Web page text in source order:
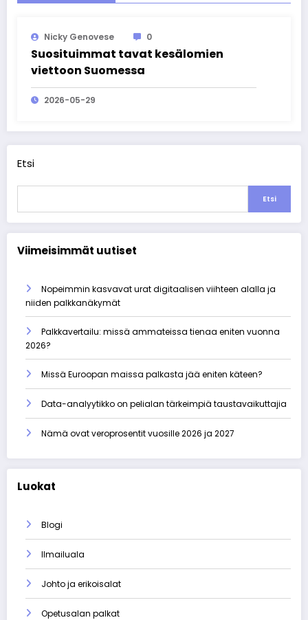
Nicky Genovese 0
Suosituimmat tavat kesälomien
viettoon Suomessa
2026-05-29
Etsi
Etsi
Viimeisimmät uutiset
Nopeimmin kasvavat urat digitaalisen viihteen alalla ja
niiden palkkanäkymät
Palkkavertailu: missä ammateissa tienaa eniten vuonna
2026?
Missä Euroopan maissa palkasta jää eniten käteen?
Data-analyytikko on pelialan tärkeimpiä taustavaikuttajia
Nämä ovat veroprosentit vuosille 2026 ja 2027
Luokat
Blogi
Ilmailuala
Johto ja erikoisalat
Opetusalan palkat